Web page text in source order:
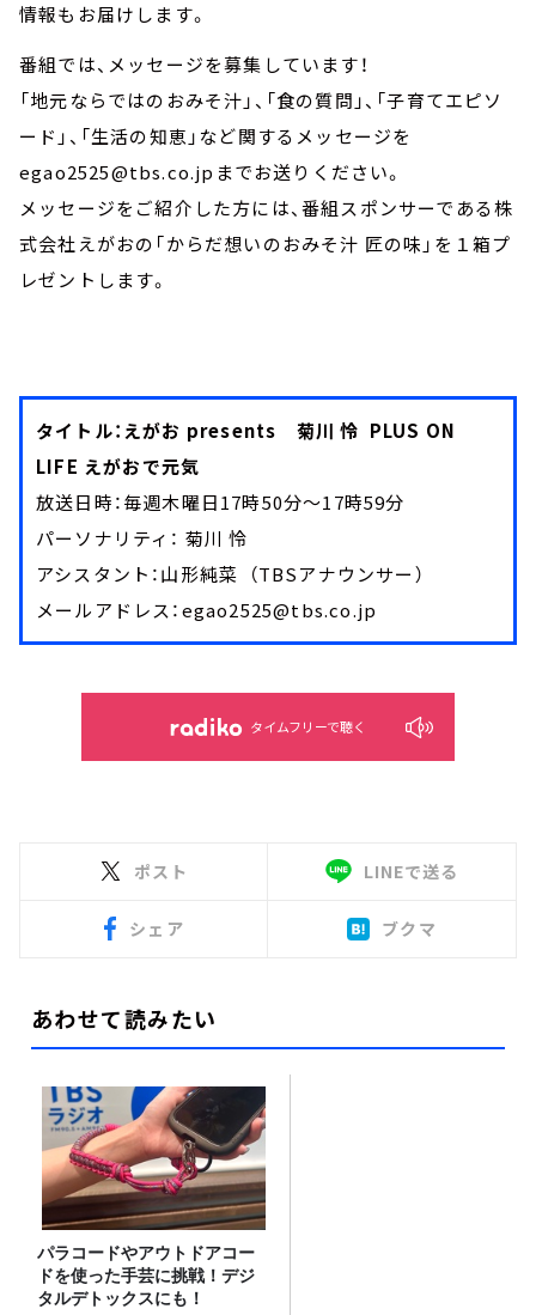
情報もお届けします。
番組では、メッセージを募集しています！
「地元ならではのおみそ汁」、「食の質問」、「子育てエピソ
ード」、「生活の知恵」など関するメッセージを
egao2525@tbs.co.jpまでお送りください。
メッセージをご紹介した方には、番組スポンサーである株
式会社えがおの「からだ想いのおみそ汁 匠の味」を１箱プ
レゼントします。
タイトル：えがお presents 菊川 怜 PLUS ON
LIFE えがおで元気
放送日時：毎週木曜日17時50分～17時59分
パーソナリティ： 菊川 怜
アシスタント：山形純菜 （TBSアナウンサー）
メールアドレス：egao2525@tbs.co.jp
タイムフリーで聴く
ポスト LINEで送る
シェア ブクマ
あわせて読みたい
パラコードやアウトドアコー
ドを使った手芸に挑戦！デジ
タルデトックスにも！